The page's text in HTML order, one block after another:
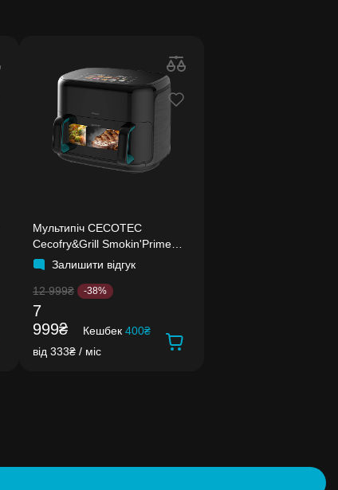
Мультипіч CECOTEC
Cecofry&Grill Smokin'Prime
11000Залишити відгук
12 999₴ -38%
7
999₴
Кешбек 400₴
від 333₴ / міс